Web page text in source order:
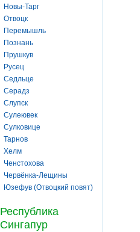
Новы-Тарг
Отвоцк
Перемышль
Познань
Прушкув
Русец
Седльце
Серадз
Слупск
Сулеювек
Сулковице
Тарнов
Хелм
Ченстохова
Червёнка-Лещины
Юзефув (Отвоцкий повят)
Республика
Сингапур